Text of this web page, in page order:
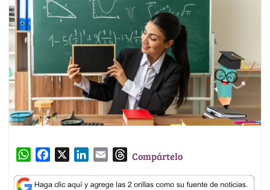
W
a
c
n
a
T
r
Compártelo